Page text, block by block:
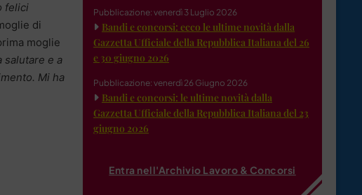
felici
di
moglie
salutare e a
Mi ha
Pubblicazione: venerdì 3 Luglio 2026
Bandi e concorsi: ecco le ultime novità dalla
Gazzetta Ufficiale della Repubblica Italiana del 26
e 30 giugno 2026
Pubblicazione: venerdì 26 Giugno 2026
Bandi e concorsi: le ultime novità dalla
Gazzetta Ufficiale della Repubblica Italiana del 23
giugno 2026
Entra nell'Archivio Lavoro & Concorsi